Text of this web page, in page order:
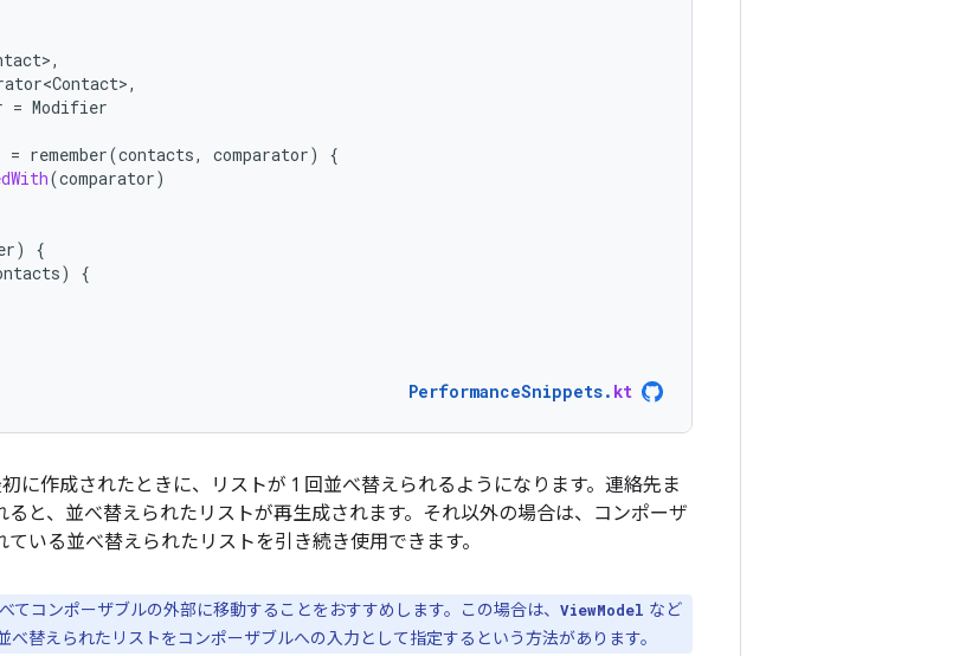
,
,
= Modifier
= remember(contacts, comparator)
{
(comparator)
)
{
)
{
PerformanceSnippets. kt
に作成されたときに、リストが 1 回並べ替えられるようになります。連絡先ま
ると、並べ替えられたリストが再生成されます。それ以外の場合は、コンポーザ
いる並べ替えられたリストを引き続き使用できます。
てコンポーザブルの外部に移動することをおすすめします。この場合は、 ViewModel など
替えられたリストをコンポーザブルへの入力として指定するという方法があります。